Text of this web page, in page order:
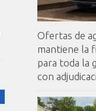
Ofertas de
mantiene la
para toda la
con